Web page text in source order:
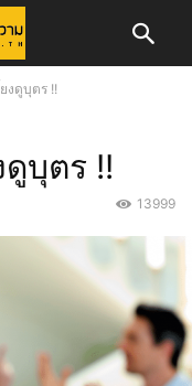
งดูบุตร !!
ดูบุตร !!
13999